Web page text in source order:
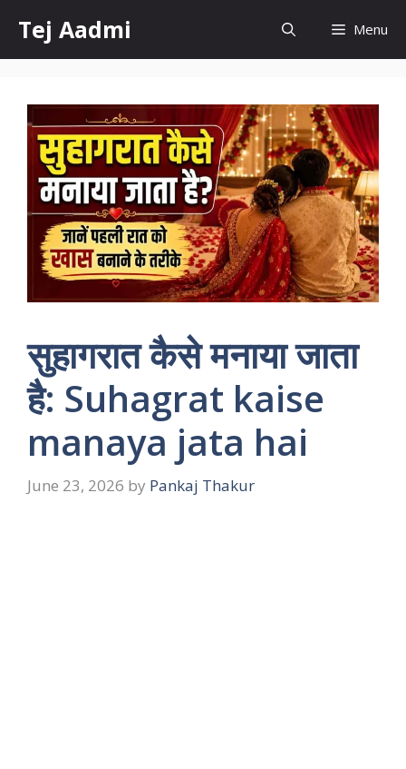
content
Tej Aadmi Menu
सुहागरात कैसे मनाया जाता
है: Suhagrat kaise
manaya jata hai
June 23, 2026 by Pankaj Thakur